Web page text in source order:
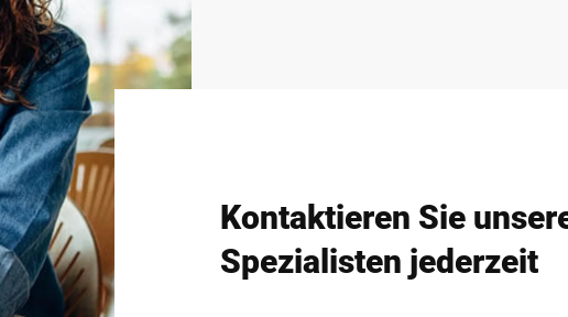
Kontaktieren Sie
Spezialisten jederzeit